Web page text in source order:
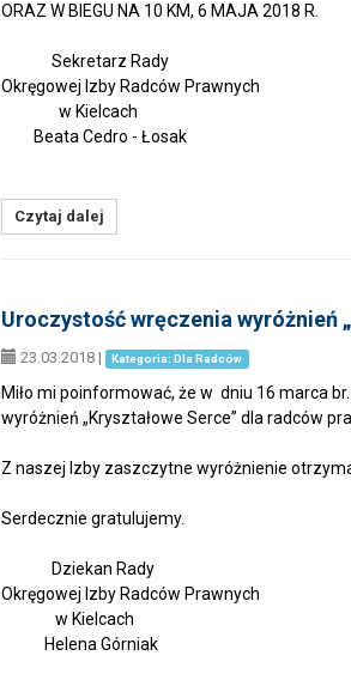
ORAZ W BIEGU NA 10 KM, 6 MAJA 2018 R.
Sekretarz Rady
Okręgowej Izby Radców Prawnych
w Kielcach
Beata Cedro - Łosak
Czytaj dalej
Uroczystość wręczenia wyróżnień
23.03.2018 | Kategoria: Dla Radców
Miło mi poinformować, że w dniu 16 marca
wyróżnień „Kryształowe Serce” dla radców
Z naszej Izby zaszczytne wyróżnienie
Serdecznie gratulujemy.
Dziekan Rady
Okręgowej Izby Radców Prawnych
w Kielcach
Helena Górniak